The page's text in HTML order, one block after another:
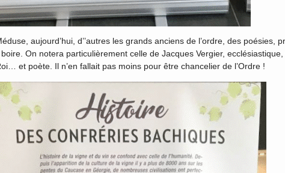
aujourd’hui, d’’autres les grands anciens de l’ordre, des poésies,
On notera particulièrement celle de Jacques Vergier,
et poète. Il n’en fallait pas moins pour être chancelier de l’Ordre !